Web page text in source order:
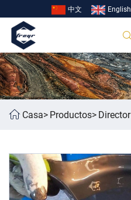
中文 English
Casa Productos Director